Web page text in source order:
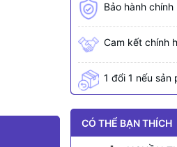
Bảo hành
Cam kết chính
1 đổi 1 nếu sản
CÓ THỂ BẠN THÍCH